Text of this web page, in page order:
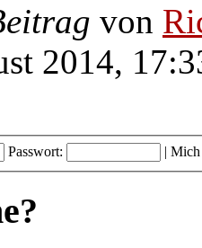
von
2014,
Passwort: | Mich